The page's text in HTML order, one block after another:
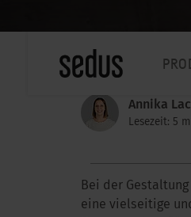
Annika
Lesezeit: 5
Bei der
eine vielseitige